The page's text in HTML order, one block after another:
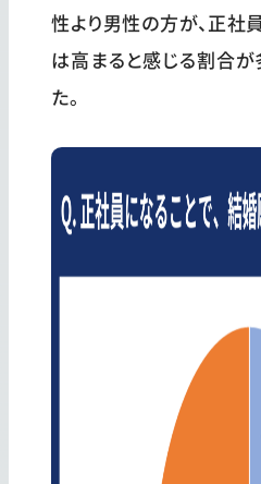
性より男性の方が、正社
は高まると感じる割合
た。